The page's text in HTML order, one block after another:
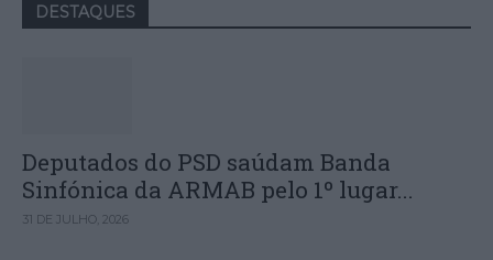
DESTAQUES
Deputados do PSD saúdam Banda
Sinfónica da ARMAB pelo 1º lugar...
31 DE JULHO, 2026